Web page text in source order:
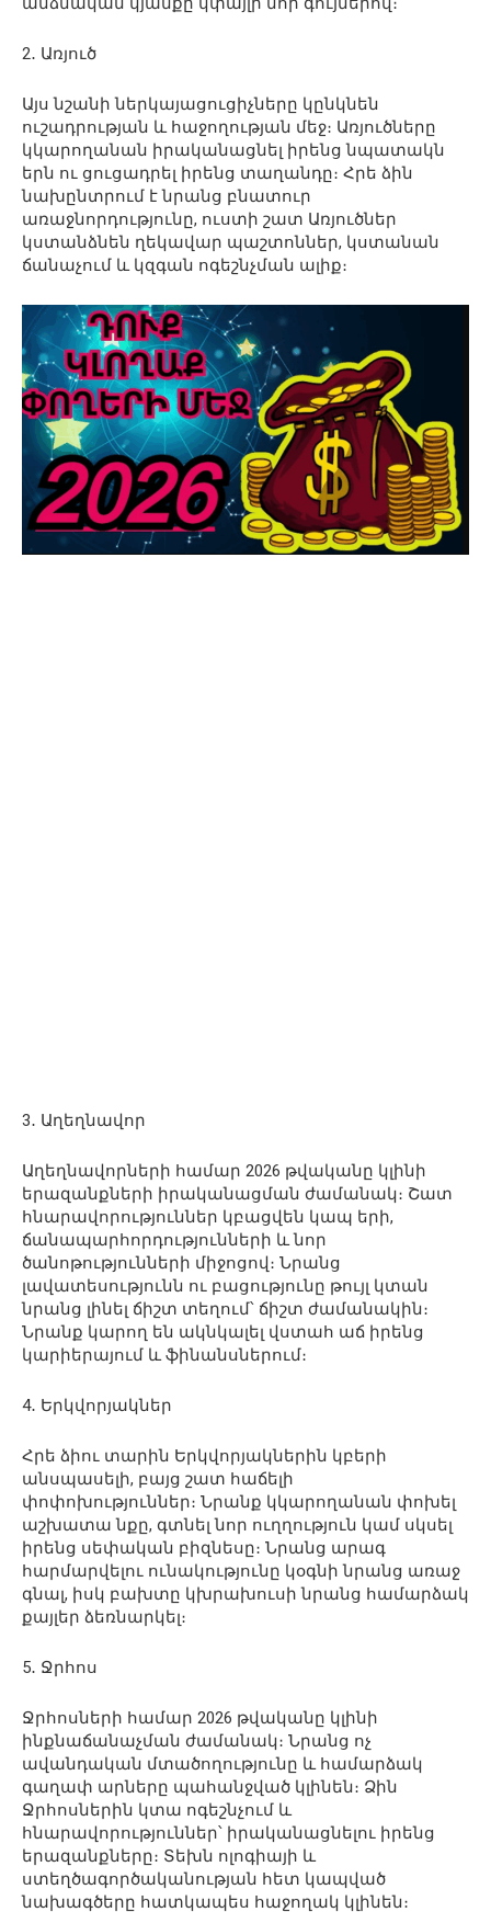
2․ Առյուծ
Այս նշանի ներկայացուցիչները կընկնեն
ուշադրության և հաջողության մեջ։ Առյուծները
կկարողանան իրականացնել իրենց նպատակն
երն ու ցուցադրել իրենց տաղանդը։ Հրե ձին
նախընտրում է նրանց բնատուր
առաջնորդությունը, ուստի շատ Առյուծներ
կստանձնեն ղեկավար պաշտոններ, կստանան
ճանաչում և կզգան ոգեշնչման ալիք։
3․ Աղեղնավոր
Աղեղնավորների համար 2026 թվականը կլինի
երազանքների իրականացման ժամանակ։ Շատ
հնարավորություններ կբացվեն կապ երի,
ճանապարհորդությունների և նոր
ծանոթությունների միջոցով։ Նրանց
լավատեսությունն ու բացությունը թույլ կտան
նրանց լինել ճիշտ տեղում՝ ճիշտ ժամանակին։
Նրանք կարող են ակնկալել վստահ աճ իրենց
կարիերայում և ֆինանսներում։
4․ Երկվորյակներ
Հրե ձիու տարին Երկվորյակներին կբերի
անսպասելի, բայց շատ հաճելի
փոփոխություններ։ Նրանք կկարողանան փոխել
աշխատա նքը, գտնել նոր ուղղություն կամ սկսել
իրենց սեփական բիզնեսը։ Նրանց արագ
հարմարվելու ունակությունը կօգնի նրանց առաջ
գնալ, իսկ բախտը կխրախուսի նրանց համարձակ
քայլեր ձեռնարկել։
5․ Ջրհոս
Ջրհոսների համար 2026 թվականը կլինի
ինքնաճանաչման ժամանակ։ Նրանց ոչ
ավանդական մտածողությունը և համարձակ
գաղափ արները պահանջված կլինեն։ Ձին
Ջրհոսներին կտա ոգեշնչում և
հնարավորություններ՝ իրականացնելու իրենց
երազանքները։ Տեխն ոլոգիայի և
ստեղծագործականության հետ կապված
նախագծերը հատկապես հաջողակ կլինեն։